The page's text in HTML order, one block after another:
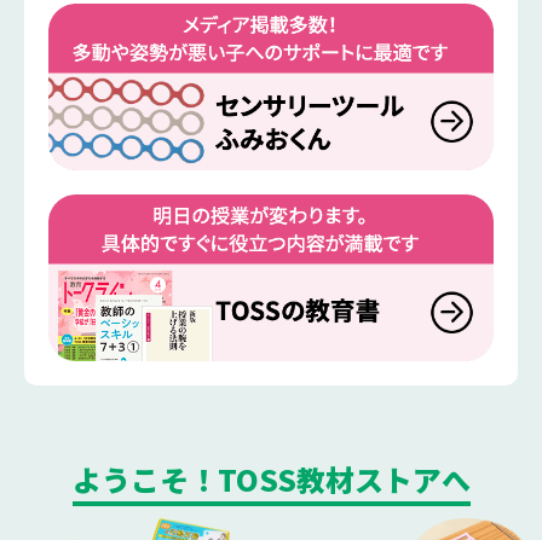
ようこそ！TOSS教材ストアへ